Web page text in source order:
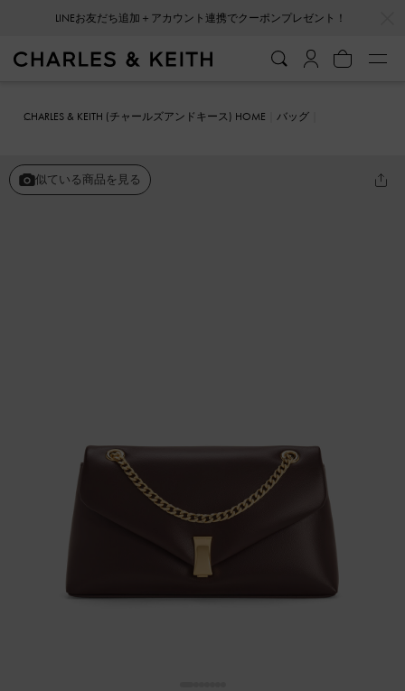
LINEお友だち追加＋アカウント連携でクーポンプレゼント！
CHARLES & KEITH (チャールズアンドキース) HOME
バッグ
似ている商品を見る